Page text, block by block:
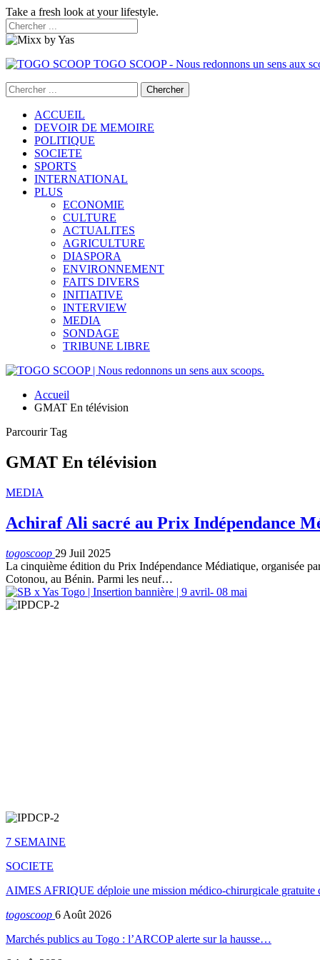
Take a fresh look at your lifestyle.
TOGO SCOOP - Nous redonnons un sens aux
ACCUEIL
DEVOIR DE MEMOIRE
POLITIQUE
SOCIETE
SPORTS
INTERNATIONAL
PLUS
ECONOMIE
CULTURE
ACTUALITES
AGRICULTURE
DIASPORA
ENVIRONNEMENT
FAITS DIVERS
INITIATIVE
INTERVIEW
MEDIA
SONDAGE
TRIBUNE LIBRE
Accueil
GMAT En télévision
Parcourir Tag
GMAT En télévision
MEDIA
Achiraf Ali sacré au Prix Indépendance
togoscoop 29 Juil 2025
La cinquième édition du Prix Indépendance Médiatique, organisée
Cotonou, au Bénin. Parmi les neuf…
7 SEMAINE
SOCIETE
AIMES AFRIQUE déploie une mission médico-chirurgicale gratuite
togoscoop 6 Août 2026
Marchés publics au Togo : l’ARCOP alerte sur la hausse…